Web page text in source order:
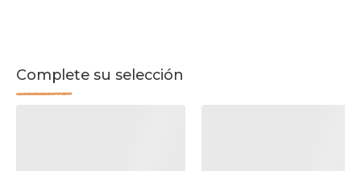
Complete su selección